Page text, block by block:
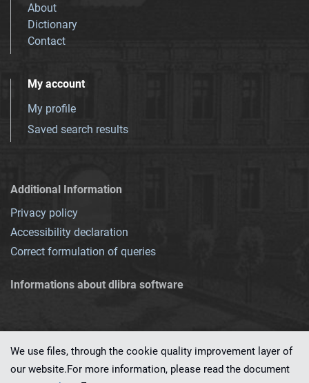
About
Dictionary
Contact
My account
My profile
Saved search results
Additional Information
Privacy policy
Accessibility declaration
Correct formulation of queries
Informations about dlibra software
We use files, through the cookie quality improvement layer of
our website.For more information, please read the document